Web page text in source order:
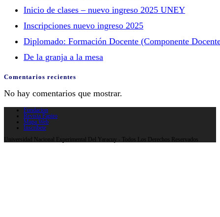
Inicio de clases – nuevo ingreso 2025 UNEY
Inscripciones nuevo ingreso 2025
Diplomado: Formación Docente (Componente
De la granja a la mesa
Comentarios recientes
No hay comentarios que mostrar.
Fundacion
Revista Papiro
Mapa Web
Inscribete
Universidad Nacional Experimental Del Yaracuy - Todos Los Derechos Reservados